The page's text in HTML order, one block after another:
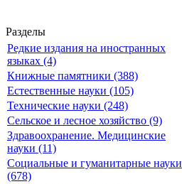
Разделы
Редкие издания на иностранных
языках (4)
Книжные памятники (388)
Естественные науки (105)
Технические науки (248)
Сельское и лесное хозяйство (9)
Здравоохранение. Медицинские
науки (11)
Социальные и гуманитарные науки
(678)